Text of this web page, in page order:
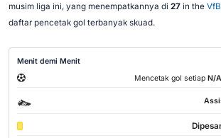
musim liga ini, yang menempatkannya di 27in the
daftar pencetak gol terbanyak skuad.
Menit demi Menit
Mencetak gol setiap N/